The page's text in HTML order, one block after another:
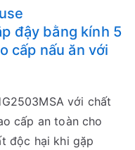
đậy bằng kính 5
cấp nấu ăn với
với chất
cấp an toàn cho
độc hại khi gặp